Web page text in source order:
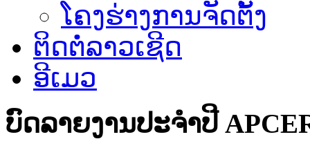
ໂຄງຮ່າງການຈັດຕັ້ງ
ຕິດຕໍ່ລາວເຊີດ
ອີເມວ
ບົດລາຍງານປະຈຳປີ